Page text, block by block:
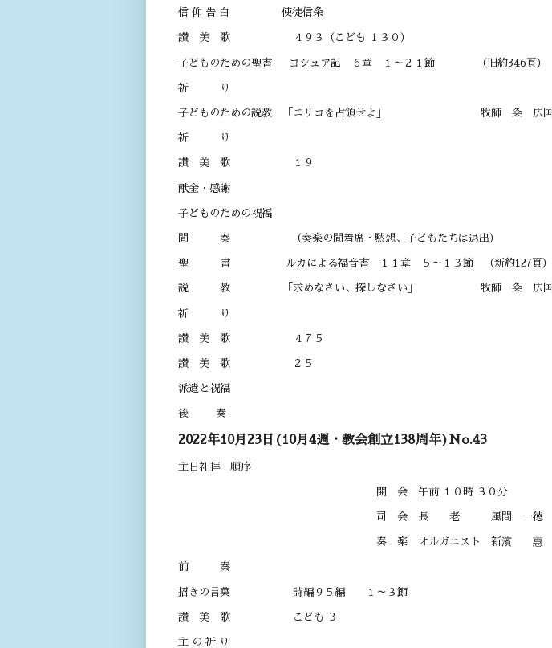
信 仰 告 白 使徒信条
讃 美 歌 ４９３（こども １３０）
子どものための聖書 ヨシュア記 ６章 １～２１節 （旧約346頁）
祈 り
子どものための説教 「エリコを占領せよ」 牧師 粂 広国
祈 り
讃 美 歌 １９
献金・感謝
子どものための祝福
間 奏 （奏楽の間着席・黙想、子どもたちは退出）
聖 書 ルカによる福音書 １１章 ５～１３節 （新約127頁）
説 教 「求めなさい、探しなさい」 牧師 粂 広国
祈 り
讃 美 歌 ４７５
讃 美 歌 ２５
派遣と祝福
後 奏
2022年10月23日(10月4週・教会創立138周年)No.43
主日礼拝 順序
開 会 午前 １０時 ３０分
司 会 長 老 風間 一徳
奏 楽 オルガニスト 新濱 惠
前 奏
招きの言葉 詩編９５編 １～３節
讃 美 歌 こども ３
主 の 祈 り